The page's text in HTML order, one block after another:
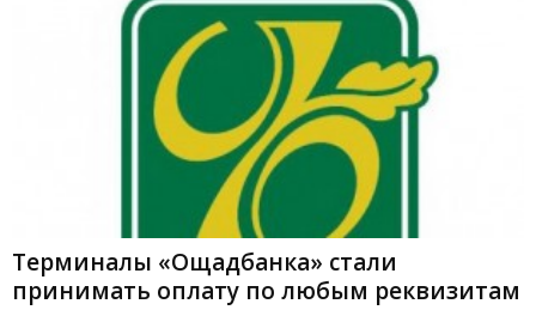
Терминалы «Ощадбанка» стали
принимать оплату по любым реквизитам